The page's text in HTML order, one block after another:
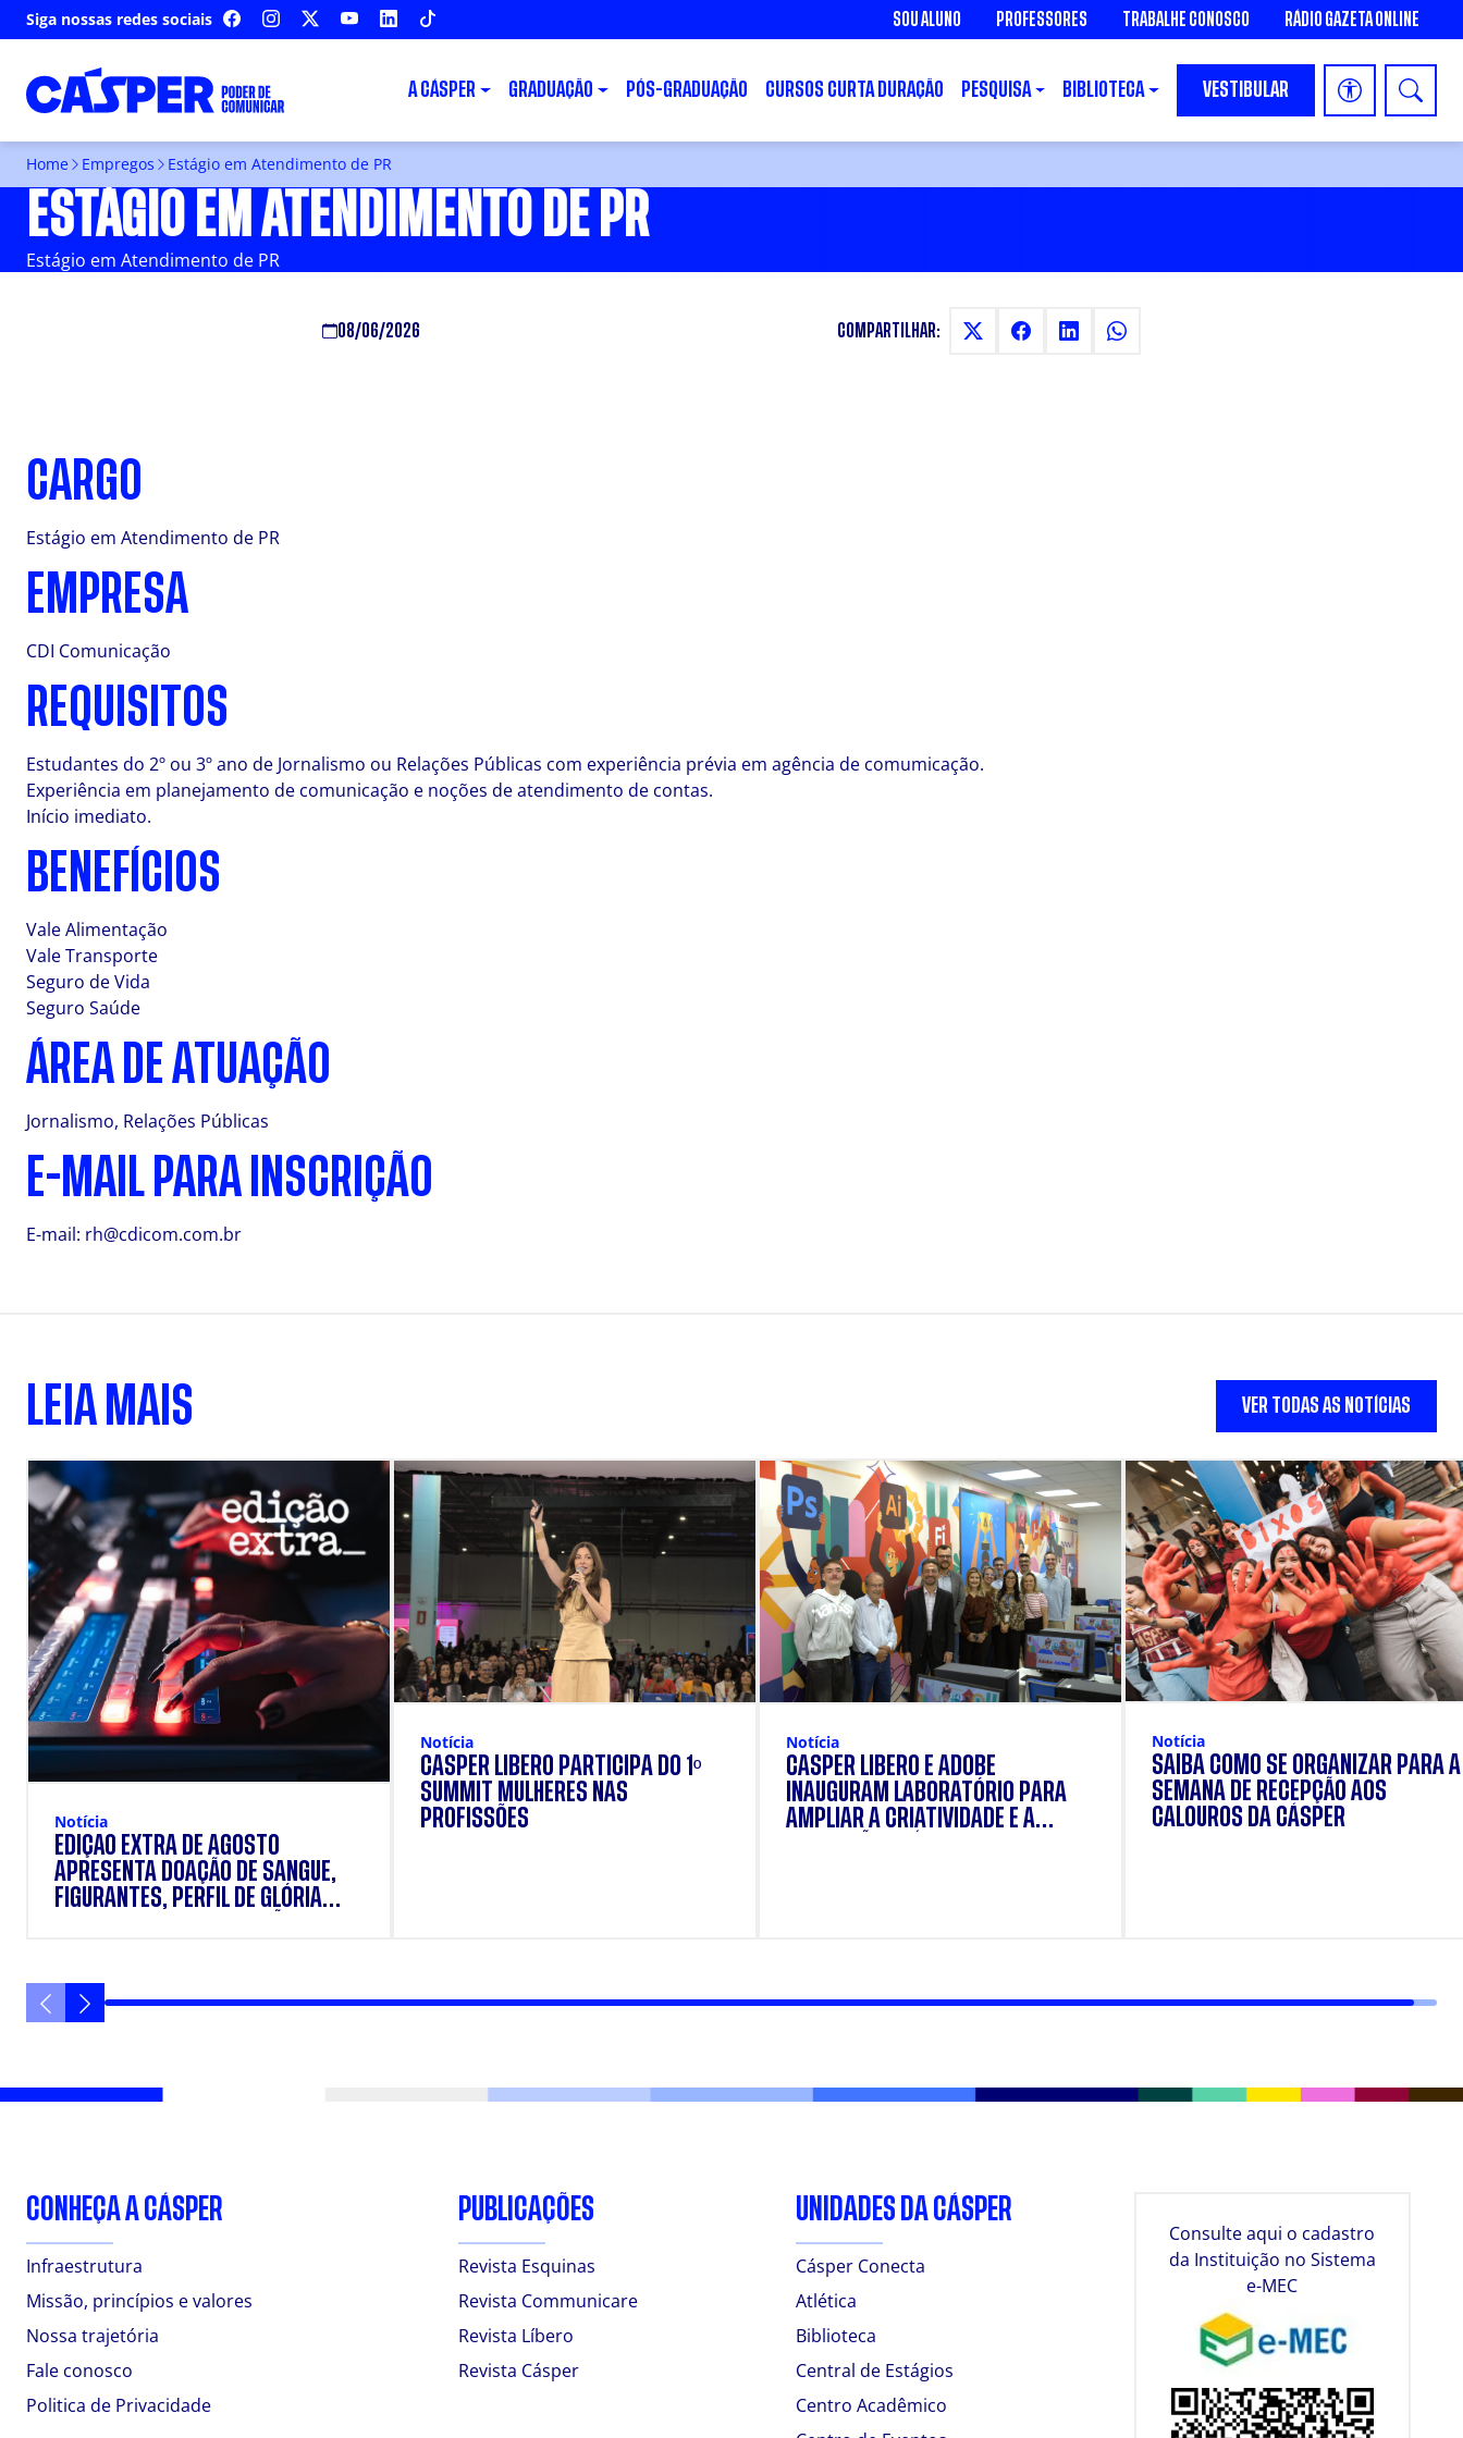
Siga nossas redes sociais FACEBOOKINSTAGRAM YOUTUBELINKEDIN SOU ALUNO PROFESSORES TRABALHE CONOSCO RÁDIO GAZETA ONLINE
A CÁSPER GRADUAÇÃO PÓS-GRADUAÇÃO CURSOS CURTA DURAÇÃO PESQUISA BIBLIOTECA VESTIBULAR
Home Empregos Estágio em Atendimento de PR
ESTÁGIO EM ATENDIMENTO DE PR
Estágio em Atendimento de PR
08/06/2026 COMPARTILHAR:
CARGO
Estágio em Atendimento de PR
EMPRESA
CDI Comunicação
REQUISITOS
Estudantes do 2º ou 3º ano de Jornalismo ou Relações Públicas com experiência prévia em agência de comumicação.
Experiência em planejamento de comunicação e noções de atendimento de contas.
Início imediato.
BENEFÍCIOS
Vale Alimentação
Vale Transporte
Seguro de Vida
Seguro Saúde
ÁREA DE ATUAÇÃO
Jornalismo, Relações Públicas
E-MAIL PARA INSCRIÇÃO
E-mail: rh@cdicom.com.br
LEIA MAIS VER TODAS AS NOTÍCIAS
Notícia
EDIÇÃO EXTRA DE AGOSTO
APRESENTA DOAÇÃO DE SANGUE,
FIGURANTES, PERFIL DE GLÓRIA
Notícia
CÁSPER LÍBERO PARTICIPA DO 1º
SUMMIT MULHERES NAS
PROFISSÕES
Notícia
CÁSPER LÍBERO E ADOBE
INAUGURAM LABORATÓRIO PARA
AMPLIAR A CRIATIVIDADE E A
Notícia
SAIBA COMO SE ORGANIZAR PARA A
SEMANA DE RECEPÇÃO AOS
CALOUROS DA CÁSPER
CONHEÇA A CÁSPER
Infraestrutura
Missão, princípios e valores
Nossa trajetória
Fale conosco
Politica de Privacidade
PUBLICAÇÕES
Revista Esquinas
Revista Communicare
Revista Líbero
Revista Cásper
UNIDADES DA CÁSPER
Cásper Conecta
Atlética
Biblioteca
Central de Estágios
Centro Acadêmico
Consulte aqui o cadastro
da Instituição no Sistema
e-MEC